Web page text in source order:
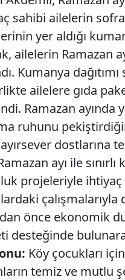
ailelerin
yer aldığı
ailelerin Ramazan
Kumanya dağıtımı
ailelere gıda
Ramazan ayında
ruhunu
dostlarına
ayı ile sınırlı
projeleriyle
çalışmalarıyla
önce ekonomik
desteğinde
Köy çocukları
temiz ve mutlu